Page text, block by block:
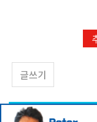
글쓰기